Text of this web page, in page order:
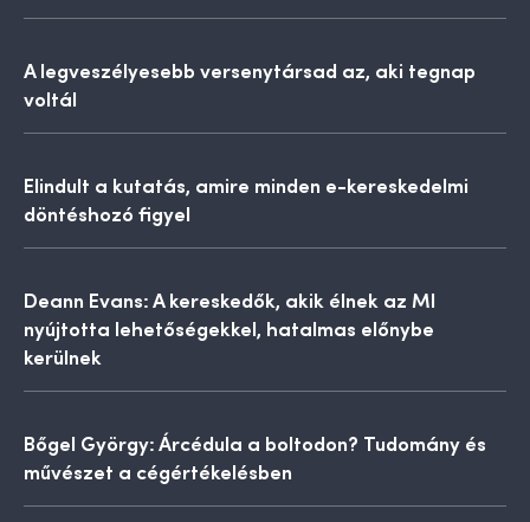
A legveszélyesebb versenytársad az, aki tegnap
voltál
Elindult a kutatás, amire minden e-kereskedelmi
döntéshozó figyel
Deann Evans: A kereskedők, akik élnek az MI
nyújtotta lehetőségekkel, hatalmas előnybe
kerülnek
Bőgel György: Árcédula a boltodon? Tudomány és
művészet a cégértékelésben